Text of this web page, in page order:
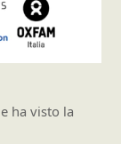
ha visto la